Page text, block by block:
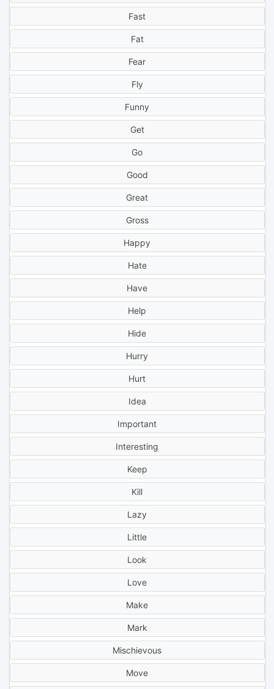
Fast
Fat
Fear
Fly
Funny
Get
Go
Good
Great
Gross
Happy
Hate
Have
Help
Hide
Hurry
Hurt
Idea
Important
Interesting
Keep
Kill
Lazy
Little
Look
Love
Make
Mark
Mischievous
Move